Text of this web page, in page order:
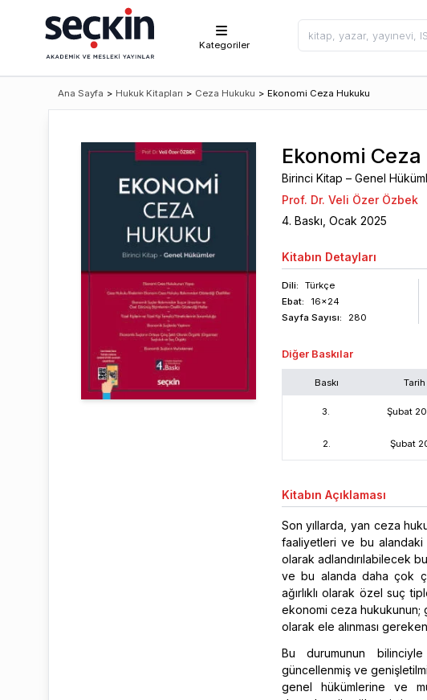
Kategoriler
Ana Sayfa > Hukuk Kitapları > Ceza Hukuku > Ekonomi Ceza Hukuku
Ekonomi
Birinci Kitap – Genel
Prof. Dr. Veli Özer Özbek
4. Baskı, Ocak 2025
Kitabın Detayları
Dili:
Türkçe
Ebat:
16x24
Sayfa Sayısı: 280
Diğer Baskılar
Baskı Tarih
3. Şubat
2. Şubat
Kitabın Açıklaması
Son yıllarda, yan ceza
faaliyetleri ve bu alandaki
olarak adlandırılabilecek
ve bu alanda daha çok
ağırlıklı olarak özel suç
ekonomi ceza hukukunun;
olarak ele alınması
Bu durumunun
güncellenmiş ve
genel hükümlerine ve